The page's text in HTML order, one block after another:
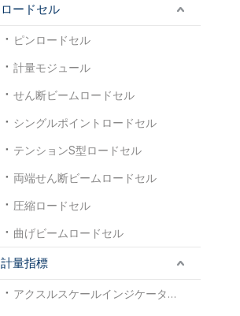
ロードセル
ピンロードセル
計量モジュール
せん断ビームロードセル
シングルポイントロードセル
テンションS型ロードセル
両端せん断ビームロードセル
圧縮ロードセル
曲げビームロードセル
計量指標
アクスルスケールインジケーター